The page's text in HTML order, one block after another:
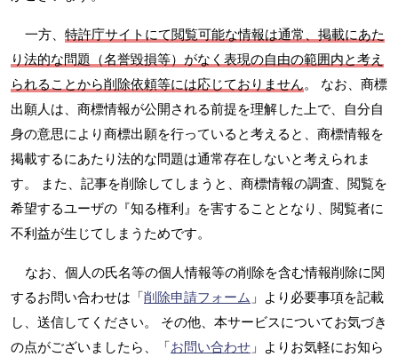
一方、 特許庁サイトにて閲覧可能な情報は通常、掲載にあた
り法的な問題（名誉毀損等）がなく表現の自由の範囲内と考え
られることから削除依頼等には応じておりません。 なお、商標
出願人は、商標情報が公開される前提を理解した上で、自分自
身の意思により商標出願を行っていると考えると、商標情報を
掲載するにあたり法的な問題は通常存在しないと考えられま
す。 また、記事を削除してしまうと、商標情報の調査、閲覧を
希望するユーザの『知る権利』を害することとなり、閲覧者に
不利益が生じてしまうためです。
なお、個人の氏名等の個人情報等の削除を含む情報削除に関
するお問い合わせは「削除申請フォーム 」より必要事項を記載
し、送信してください。 その他、本サービスについてお気づき
の点がございましたら、「お問い合わせ 」よりお気軽にお知ら